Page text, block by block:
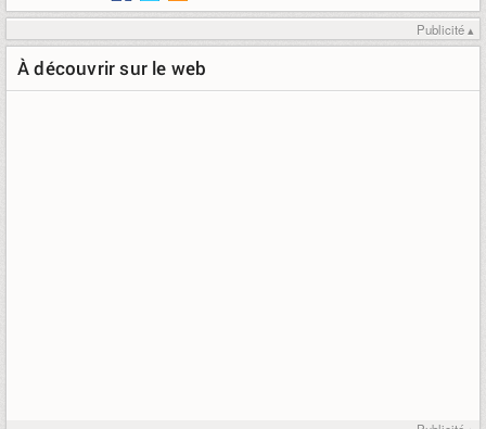
Publicité ▴
À découvrir sur le web